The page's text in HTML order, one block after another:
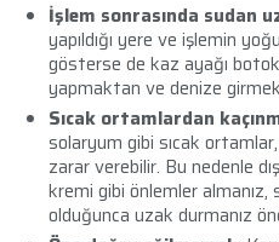
İşlem sonrasında sudan
yapıldığı yere ve işlemin
gösterse de kaz ayağı
yapmaktan ve denize
Sıcak ortamlardan
solaryum gibi sıcak
zarar verebilir. Bu nedenle
kremi gibi önlemler
olduğunca uzak durmanız